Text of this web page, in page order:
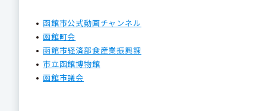
函館市公式動画チャンネル
函館町会
函館市経済部食産業振興課
市立函館博物館
函館市議会